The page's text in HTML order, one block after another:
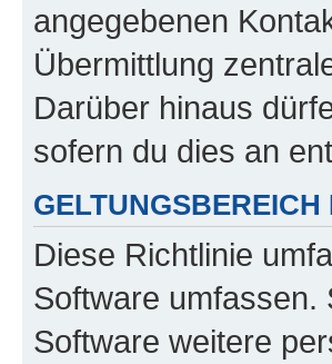
angegebenen
Übermittlung
Darüber hinaus
sofern du dies an
Diese Richtlinie
Software umfassen.
Software weitere